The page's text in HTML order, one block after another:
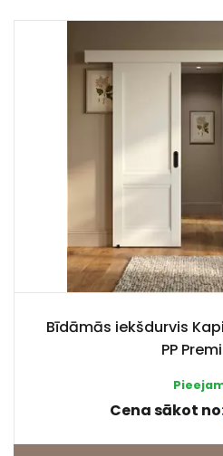
Bīdāmās iekšdurvis
PP
Cena sākot